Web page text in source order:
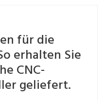
für die
erhalten Sie
CNC-
geliefert.